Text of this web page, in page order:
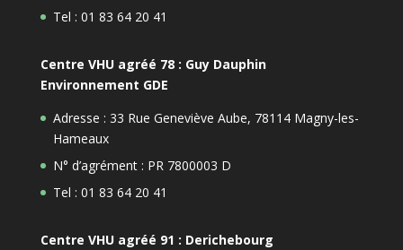
Tel : 01 83 64 20 41
Centre VHU agréé 78 : Guy Dauphin
Environnement GDE
Adresse : 33 Rue Geneviève Aube, 78114 Magny-les-
Hameaux
N° d’agrément : PR 7800003 D
Tel : 01 83 64 20 41
Centre VHU agréé 91 : Derichebourg